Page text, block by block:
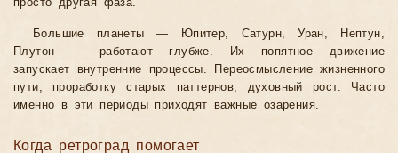
просто другая фаза.
Большие планеты — Юпитер, Сатурн, Уран, Нептун,
Плутон — работают глубже. Их попятное движение
запускает внутренние процессы. Переосмысление жизненного
пути, проработку старых паттернов, духовный рост. Часто
именно в эти периоды приходят важные озарения.
Когда ретроград помогает